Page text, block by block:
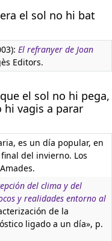
el sol no hi bat
El refranyer de Joan
Editors.
el sol no hi pega,
hi vagis a parar
es un día popular, en
del invierno. Los
del clima y del
y realidades entorno al
de la
ligado a un día», p.